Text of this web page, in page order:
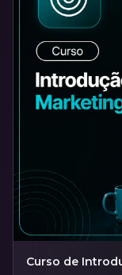
Curso de